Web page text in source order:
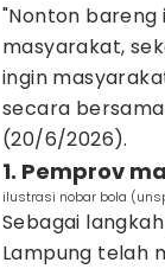
"Nonton
masyarakat,
ingin
secara
(20/6/2026).
1. Pemprov
ilustrasi nobar bola
Sebagai
Lampung telah